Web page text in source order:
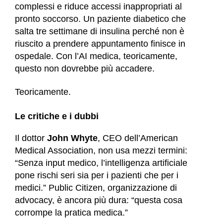
complessi e riduce accessi inappropriati al
pronto soccorso. Un paziente diabetico che
salta tre settimane di insulina perché non è
riuscito a prendere appuntamento finisce in
ospedale. Con l’AI medica, teoricamente,
questo non dovrebbe più accadere.
Teoricamente.
Le critiche e i dubbi
Il dottor John Whyte, CEO dell’American
Medical Association, non usa mezzi termini:
“Senza input medico, l’intelligenza artificiale
pone rischi seri sia per i pazienti che per i
medici.” Public Citizen, organizzazione di
advocacy, è ancora più dura: “questa cosa
corrompe la pratica medica.”